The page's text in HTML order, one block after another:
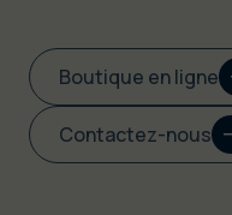
Boutique en ligne
Contactez-nous